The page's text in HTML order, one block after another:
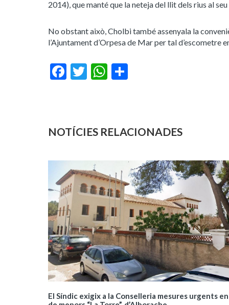
2014), que manté que la neteja del llit dels rius al
No obstant això, Cholbi també assenyala la
l’Ajuntament d’Orpesa de Mar per tal d’escometre
Facebook
Twitter WhatsApp
NOTÍCIES RELACIONADES
El Síndic exigix a la Conselleria mesures urgents